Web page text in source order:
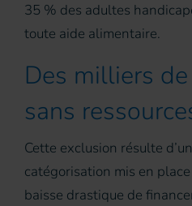
35 % des adultes
toute aide alimentaire.
Des milliers
sans
Cette exclusion résulte
catégorisation mis en
baisse drastique de